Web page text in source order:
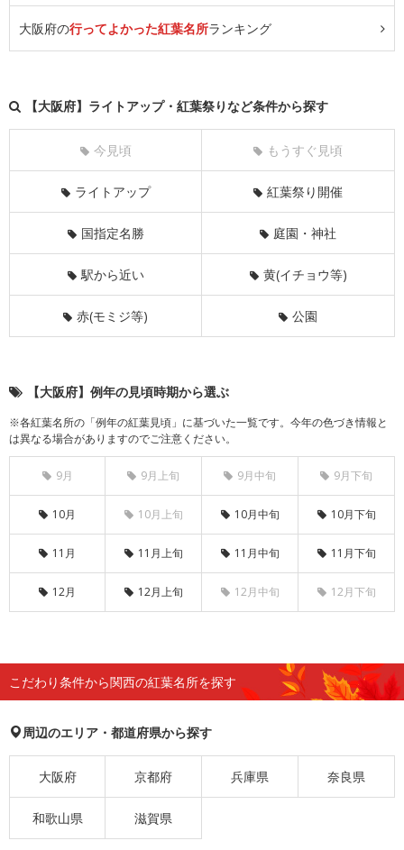
大阪府の行ってよかった紅葉名所ランキング
【大阪府】ライトアップ・紅葉祭りなど条件から探す
今見頃 もうすぐ見頃
ライトアップ 紅葉祭り開催
国指定名勝 庭園・神社
駅から近い 黄(イチョウ等)
赤(モミジ等) 公園
【大阪府】例年の見頃時期から選ぶ
※各紅葉名所の「例年の紅葉見頃」に基づいた一覧です。今年の色づき情報と
は異なる場合がありますのでご注意ください。
9月 9月上旬 9月中旬 9月下旬
10月 10月上旬 10月中旬 10月下旬
11月 11月上旬 11月中旬 11月下旬
12月 12月上旬 12月中旬 12月下旬
こだわり条件から関西の紅葉名所を探す
周辺のエリア・都道府県から探す
大阪府 京都府 兵庫県 奈良県
和歌山県 滋賀県